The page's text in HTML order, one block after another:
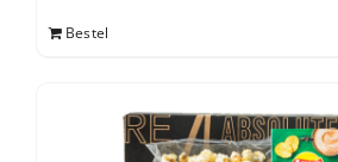
Bestel